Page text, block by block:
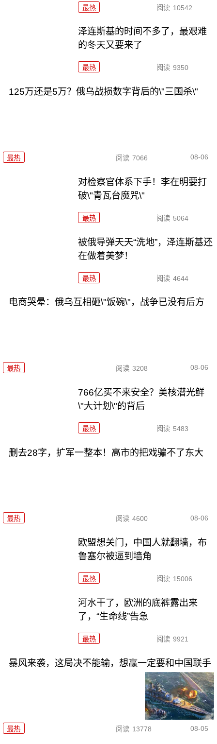
最热 阅读 10542
泽连斯基的时间不多了，最艰难
的冬天又要来了
最热 阅读 9350
125万还是5万？俄乌战损数字背后的\"三国杀\"
最热 阅读 7066 08-06
对检察官体系下手！李在明要打
破\"青瓦台魔咒\"
最热 阅读 5064
被俄导弹天天“洗地”，泽连斯基还
在做着美梦！
最热 阅读 4644
电商哭晕：俄乌互相砸\"饭碗\"，战争已没有后方
最热 阅读 3208 08-06
766亿买不来安全？美核潜光鲜
\"大计划\"的背后
最热 阅读 5483
删去28字，扩军一整本！高市的把戏骗不了东大
最热 阅读 4600 08-06
欧盟想关门，中国人就翻墙，布
鲁塞尔被逼到墙角
最热 阅读 15006
河水干了，欧洲的底裤露出来
了，“生命线”告急
最热 阅读 9921
暴风来袭，这局决不能输，想赢一定要和中国联手
最热 阅读 13778 08-05